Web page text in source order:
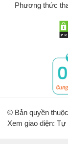
Phương thức
© Bản quyền
Xem giao diện: Tự